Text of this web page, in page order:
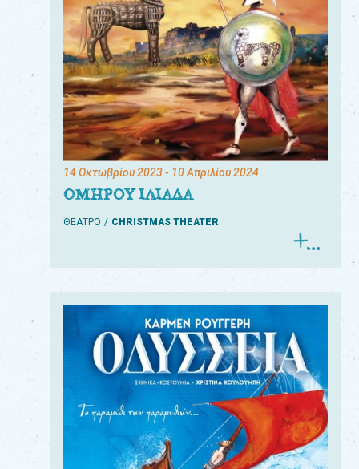
14 Οκτωβρίου 2023- 10 Απριλίου 2024
ΟΜΗΡΟΥ ΙΛΙΑΔΑ
ΘΕΑΤΡΟ CHRISTMAS THEATER